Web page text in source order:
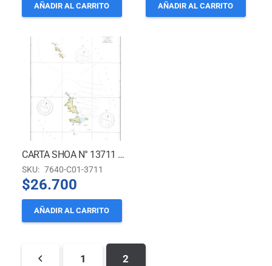
AÑADIR AL CARRITO AÑADIR AL CARRITO
CARTA SHOA N° 13711 – ISLAS DIEGO RAMÍREZ
SKU: 7640-C01-3711
$26.700
AÑADIR AL CARRITO
1 2